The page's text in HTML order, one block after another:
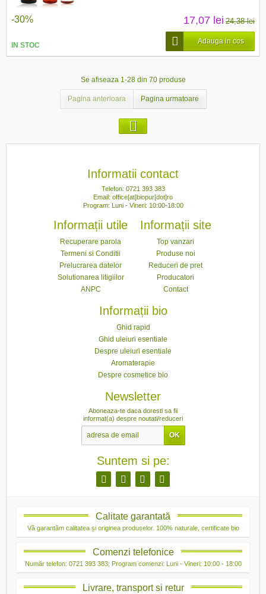
-30% 17,07 lei 24,38 lei
IN STOC
Adauga in cos
Se afiseaza 1-28 din 70 produse
Pagina anterioara Pagina urmatoare
Informatii contact
Telefon: 0721 393 383
Email: office[at]biopur[dot]ro
Program: Luni - Vineri: 10:00-18:00
Informații utile
Recuperare parola
Termeni si Conditii
Prelucrarea datelor
Solutionarea litigiilor
ANPC
Informații site
Top vanzari
Produse noi
Reduceri de pret
Producatori
Contact
Informații bio
Ghid rapid
Ghid uleiuri esentiale
Despre uleiuri esentiale
Aromaterapie
Despre cosmetice bio
Newsletter
Aboneaza-te daca doresti sa fii
informat(a) despre noutati/reduceri
Suntem si pe:
Calitate garantată
Vă garantăm calitatea și originea produselor. 100% naturale, certificate bio
Comenzi telefonice
Număr telefon: 0721 393 383; Program comenzi: Luni - Vineri: 10:00 - 18:00
Livrare, transport si retur